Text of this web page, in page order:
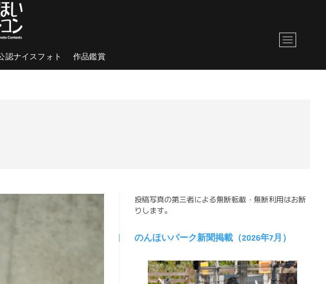
認ナイスフォト 作品鑑賞
M
e
u
投稿写真の第三者による無断転載・無断利用はお断
りします。
のんほいパーク新聞掲載（2026年7月）